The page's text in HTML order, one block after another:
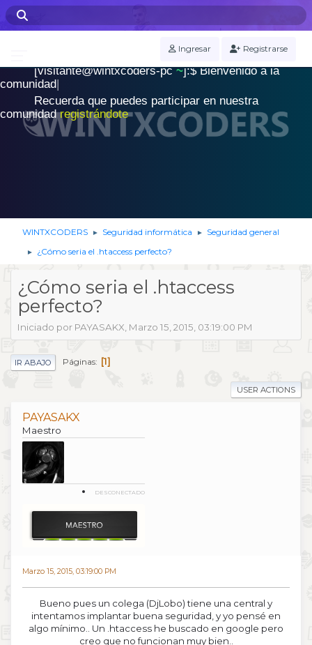
Ingresar Registrarse
WINTXCODERS Terminal
[visitante@wintxcoders-pc~]:$ .
Bienvenido a la
comunidad|
Recuerda que puedes participar en nuestra
comunidadregistrándote
WINTXCODERS ► Seguridad informática ► Seguridad general
► ¿Cómo seria el .htaccess perfecto?
¿Cómo seria el .htaccess
perfecto?
Iniciado por PAYASAKX, Marzo 15, 2015, 03:19:00 PM
IR ABAJO Páginas 1
USER ACTIONS
PAYASAKX
Maestro
DESCONECTADO
Marzo 15, 2015, 03:19:00 PM
Bueno pues un colega (DjLobo) tiene una central y
intentamos implantar buena seguridad, y yo pensé en
algo mínimo.. Un .htaccess he buscado en google pero
creo que no funcionan muy bien..